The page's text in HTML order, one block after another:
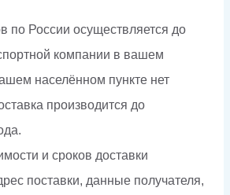
по России осуществляется до
компании в вашем
населённом пункте нет
производится до
и сроков доставки
поставки, данные получателя,